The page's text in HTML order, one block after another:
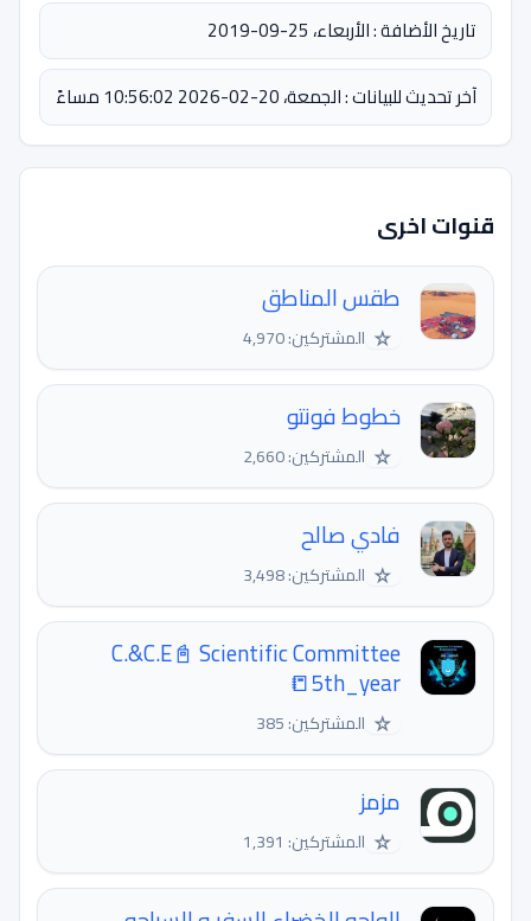
تاريخ الأضافة : الأربعاء، 25-09-2019
آخر تحديث للبيانات : الجمعة، 20-02-2026 10:56:02 مساءً
قنوات اخرى
طقس المناطق
☆ المشتركين: 4,970
خطوط فونتو
☆ المشتركين: 2,660
فادي صالح
☆ المشتركين: 3,498
C.&C.E📓 Scientific Committee
5th_year📒
☆ المشتركين: 385
مزمز
☆ المشتركين: 1,391